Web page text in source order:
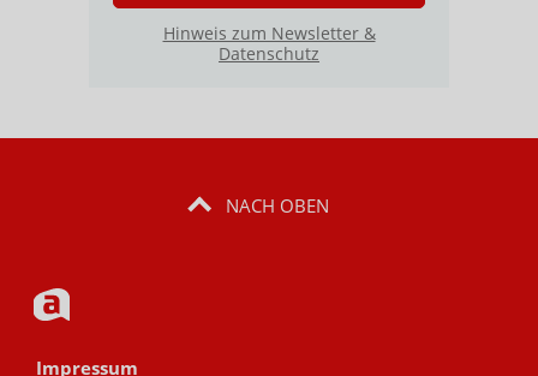
Hinweis zum Newsletter &
Datenschutz
NACH OBEN
Impressum